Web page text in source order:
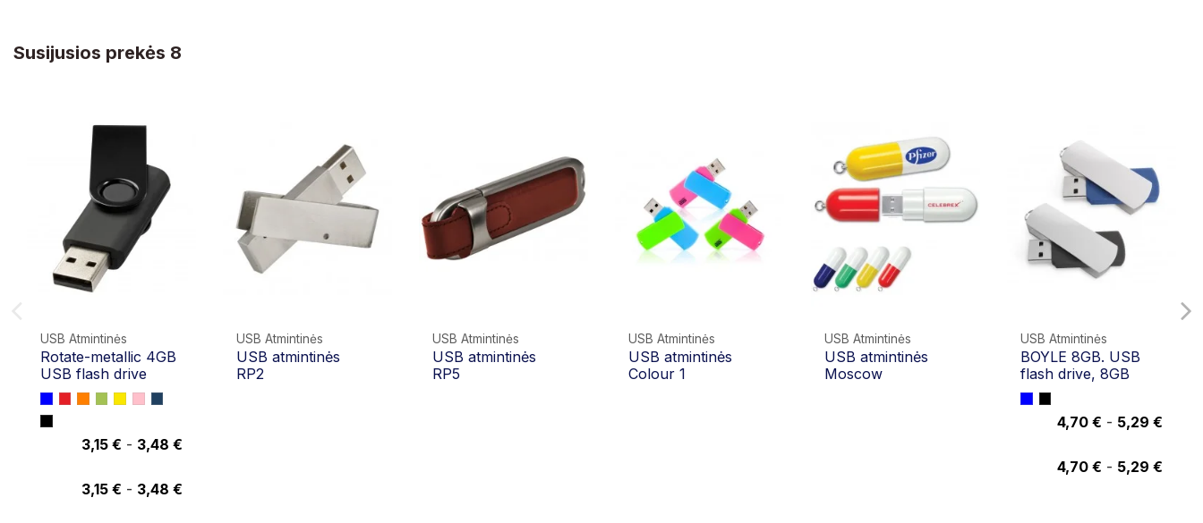
Susijusios prekės 8
USB Atmintinės
Rotate-metallic 4GB
USB flash drive
3,15 € - 3,48 €
3,15 € - 3,48 €
USB Atmintinės
USB atmintinės
RP2
USB Atmintinės
USB atmintinės
RP5
USB Atmintinės
USB atmintinės
Colour 1
USB Atmintinės
USB atmintinės
Moscow
USB Atmintinės
BOYLE 8GB. USB
flash drive, 8GB
4,70 € - 5,29 €
4,70 € - 5,29 €